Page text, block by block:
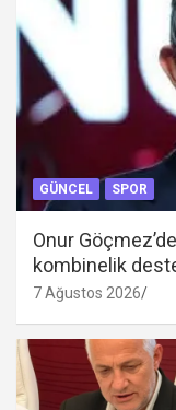
GÜNCEL SPOR
Onur
kombinelik
7 Ağustos 2026